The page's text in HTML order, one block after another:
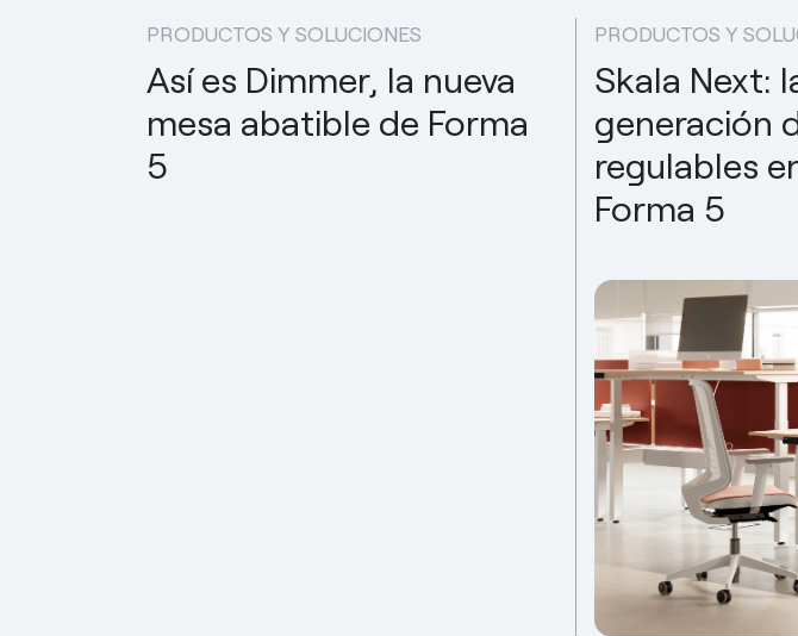
esPattio
esPattio
esPattio
esPattioPRODUCTOS Y SOLUCIONES
Así es Dimmer, la nueva
mesa abatible de Forma
5
PRODUCTOS Y
Skala Next:
generación
regulables
Forma 5